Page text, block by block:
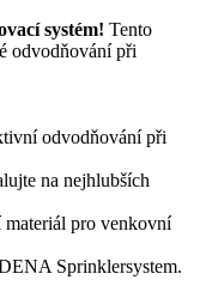
systém! Tento
odvodňování při
odvodňování při
na nejhlubších
pro venkovní
Sprinklersystem.